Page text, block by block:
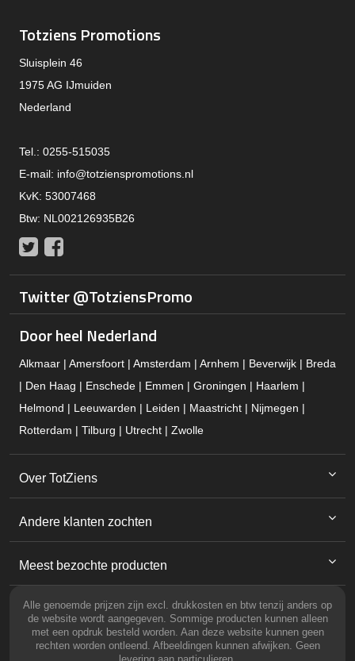
Totziens Promotions
Sluisplein 46
1975 AG IJmuiden
Nederland
Tel.: 0255-515035
E-mail: info@totzienspromotions.nl
KvK: 53007468
Btw: NL002126935B26
Twitter
Twitter @TotziensPromo
Door heel Nederland
Alkmaar | Amersfoort | Amsterdam | Arnhem | Beverwijk | Breda
| Den Haag | Enschede | Emmen | Groningen | Haarlem |
Helmond | Leeuwarden | Leiden | Maastricht | Nijmegen |
Rotterdam | Tilburg | Utrecht | Zwolle
Over TotZiens
Andere klanten zochten
Meest bezochte producten
Alle genoemde prijzen zijn excl. drukkosten en btw tenzij anders op
de website wordt aangegeven. Sommige producten kunnen alleen
met een opdruk besteld worden. Aan deze website kunnen geen
rechten worden ontleend. Afbeeldingen kunnen afwijken. Geen